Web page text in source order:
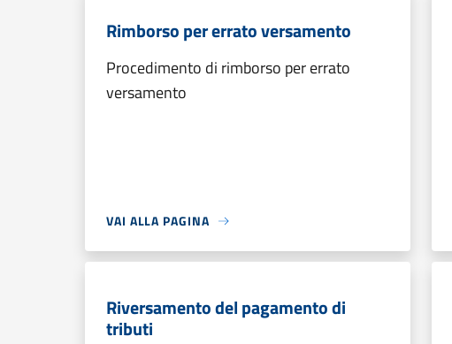
Rimborso per errato versamento
Procedimento di rimborso per errato
versamento
VAI ALLA PAGINA
Riversamento del pagamento di
tributi